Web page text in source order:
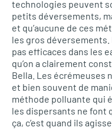
technologies peuvent
petits déversements,
et qu’aucune de ces
les gros
pas efficaces dans les
qu’on a clairement
Bella. Les écrémeuses
et bien souvent de
méthode polluante qui
les dispersants ne font
ça, c’est quand ils